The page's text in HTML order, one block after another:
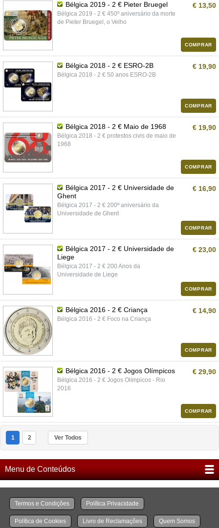
Bélgica 2019 - 2 € Pieter Bruegel
Bélgica 2019 - 2 € 450º aniversário da morte
de Pieter Bruegel, o Velho
€ 13,50
COMPRAR
Bélgica 2018 - 2 € ESRO-2B
Bélgica 2018 - 2 € 50 anos ESRO-2B
€ 19,90
COMPRAR
Bélgica 2018 - 2 € Maio de 1968
Bélgica 2018 - 2 € protestos civis de maio de
1968
€ 19,90
COMPRAR
Bélgica 2017 - 2 € Universidade de
Ghent
Bélgica 2017 - 2 € 200º aniversário da
Universidade de Ghent
€ 16,90
COMPRAR
Bélgica 2017 - 2 € Universidade de
Liege
Bélgica 2017 - 2 € 200 Anos da
Universidade de Liege
€ 23,00
COMPRAR
Bélgica 2016 - 2 € Criança
Bélgica 2016 - 2 € Foco na Criança
€ 14,90
COMPRAR
Bélgica 2016 - 2 € Jogos Olímpicos
Bélgica 2016 - 2 € Jogos Olímpicos - Rio
2016
€ 29,90
COMPRAR
1 2 Ver Todos
Menu de Conteúdos
Termos e Condições Política Privacidade
Política de Cookies Livro de Reclamações Quem Somos